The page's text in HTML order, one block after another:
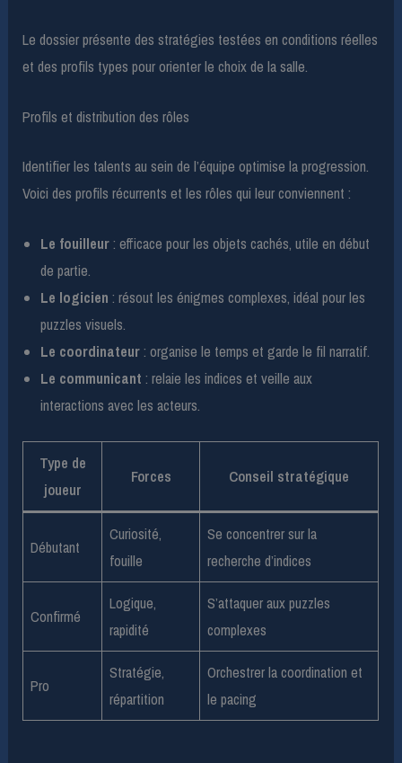
Le dossier présente des stratégies testées en conditions réelles
et des profils types pour orienter le choix de la salle.
Profils et distribution des rôles
Identifier les talents au sein de l’équipe optimise la progression.
Voici des profils récurrents et les rôles qui leur conviennent :
Le fouilleur: efficace pour les objets cachés, utile en début
de partie.
Le logicien : résout les énigmes complexes, idéal pour les
puzzles visuels.
Le coordinateur: organise le temps et garde le fil narratif.
Le communicant : relaie les indices et veille aux
interactions avec les acteurs.
Type de
joueur
Forces Conseil stratégique
Débutant
Curiosité,
fouille
Se concentrer sur la
recherche d’indices
Confirmé
Logique,
rapidité
S’attaquer aux puzzles
complexes
Pro
Stratégie,
répartition
Orchestrer la coordination et
le pacing